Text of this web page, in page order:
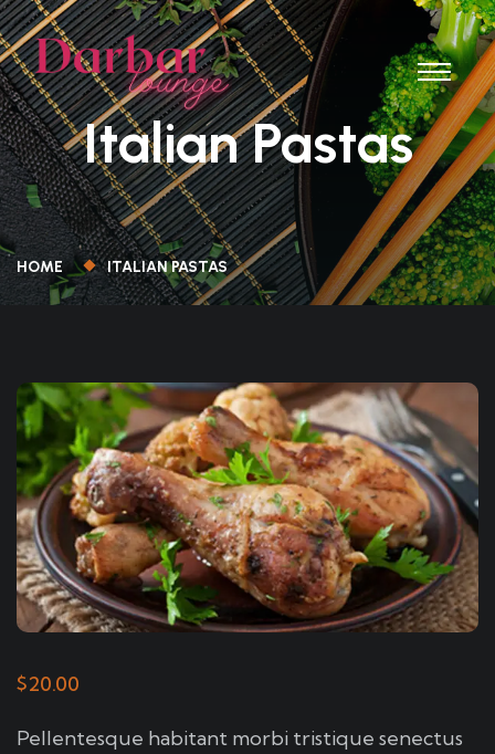
Italian Pastas
HOME ITALIAN PASTAS
$20.00
Pellentesque habitant morbi tristique senectus